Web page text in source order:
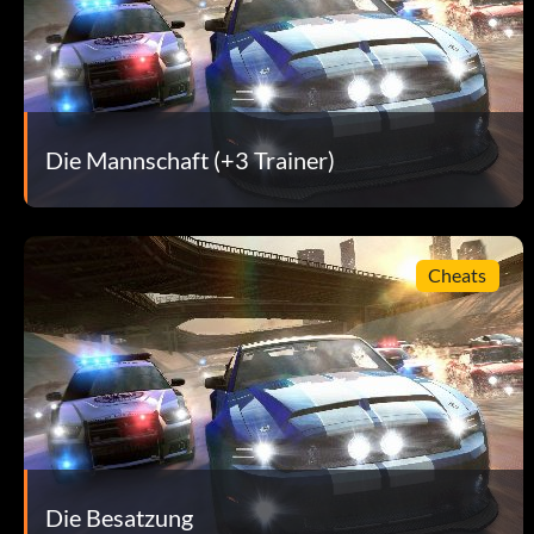
Show Off - Führe eine einminütige Stunt-Kombo aus. - 15
Skills To Pay Bills - Verdiene eine Goldmedaille für 500
Star Service - Rüsten Sie jedes Leistungsteil an einem
Halte dich aus Ärger raus - Entkomme der Polizei
Street Smart - Verdiene eine Story-Mission-Platinmedaille
Synchronisiertes Drehen - Verdiene 3.000 Bucks mit
Der Boss - Erreichen Sie Stufe 50. - 50
The Breadwinner - Steigere dein tägliches Gehalt auf
Die Crew - Schließe eine Mission ab, während du in einer
Die Mannschaft (+3 Trainer)
Cheats
Die Besatzung